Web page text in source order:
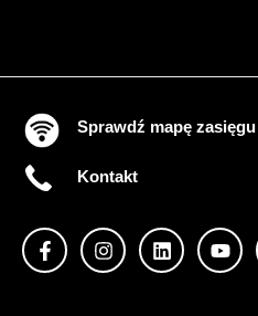
Sprawdź mapę zasięgu
Kontakt